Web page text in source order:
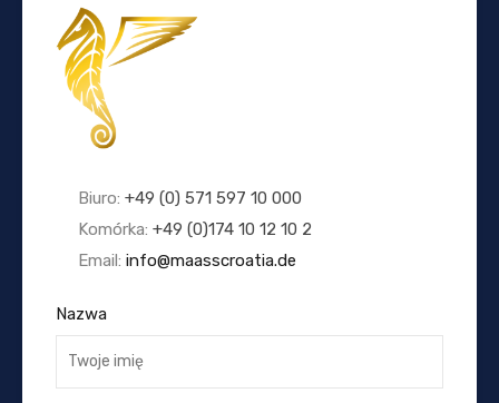
Biuro: +49 (0) 571 597 10 000
Komórka: +49 (0)174 10 12 10 2
Email: info@maasscroatia.de
Nazwa